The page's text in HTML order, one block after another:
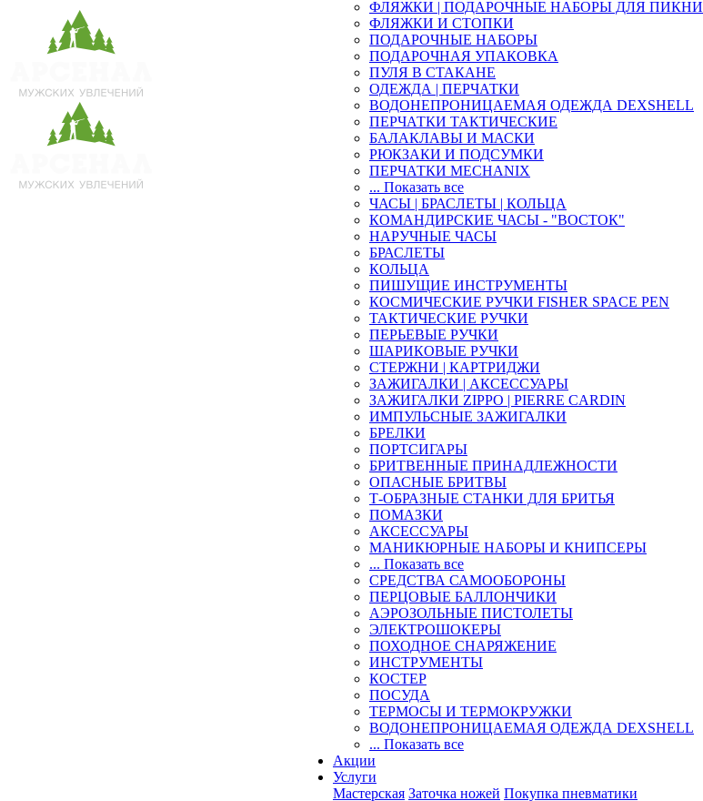
ФЛЯЖКИ | ПОДАРОЧНЫЕ НАБОРЫ ДЛЯ
ФЛЯЖКИ И СТОПКИ
ПОДАРОЧНЫЕ НАБОРЫ
ПОДАРОЧНАЯ УПАКОВКА
ПУЛЯ В СТАКАНЕ
ОДЕЖДА | ПЕРЧАТКИ
ВОДОНЕПРОНИЦАЕМАЯ ОДЕЖДА DEXSHELL
ПЕРЧАТКИ ТАКТИЧЕСКИЕ
БАЛАКЛАВЫ И МАСКИ
РЮКЗАКИ И ПОДСУМКИ
ПЕРЧАТКИ MECHANIX
... Показать все
ЧАСЫ | БРАСЛЕТЫ | КОЛЬЦА
КОМАНДИРСКИЕ ЧАСЫ - "ВОСТОК"
НАРУЧНЫЕ ЧАСЫ
БРАСЛЕТЫ
КОЛЬЦА
ПИШУЩИЕ ИНСТРУМЕНТЫ
КОСМИЧЕСКИЕ РУЧКИ FISHER SPACE PEN
ТАКТИЧЕСКИЕ РУЧКИ
ПЕРЬЕВЫЕ РУЧКИ
ШАРИКОВЫЕ РУЧКИ
СТЕРЖНИ | КАРТРИДЖИ
ЗАЖИГАЛКИ | АКСЕССУАРЫ
ЗАЖИГАЛКИ ZIPPO | PIERRE CARDIN
ИМПУЛЬСНЫЕ ЗАЖИГАЛКИ
БРЕЛКИ
ПОРТСИГАРЫ
БРИТВЕННЫЕ ПРИНАДЛЕЖНОСТИ
ОПАСНЫЕ БРИТВЫ
Т-ОБРАЗНЫЕ СТАНКИ ДЛЯ БРИТЬЯ
ПОМАЗКИ
АКСЕССУАРЫ
МАНИКЮРНЫЕ НАБОРЫ И КНИПСЕРЫ
... Показать все
СРЕДСТВА САМООБОРОНЫ
ПЕРЦОВЫЕ БАЛЛОНЧИКИ
АЭРОЗОЛЬНЫЕ ПИСТОЛЕТЫ
ЭЛЕКТРОШОКЕРЫ
ПОХОДНОЕ СНАРЯЖЕНИЕ
ИНСТРУМЕНТЫ
КОСТЕР
ПОСУДА
ТЕРМОСЫ И ТЕРМОКРУЖКИ
ВОДОНЕПРОНИЦАЕМАЯ ОДЕЖДА DEXSHELL
... Показать все
Акции
Услуги
Мастерская Заточка ножей Покупка пневматики